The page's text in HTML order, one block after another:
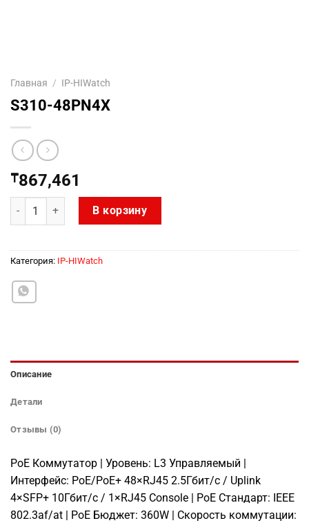
Главная / IP-HIWatch
S310-48PN4X
₸867,461
Количество товара S310-48PN4X
В корзину
Категория: IP-HIWatch
Описание
Детали
Отзывы (0)
PoE Коммутатор | Уровень: L3 Управляемый |
Интерфейс: PoE/PoE+ 48×RJ45 2.5Гбит/с / Uplink
4×SFP+ 10Гбит/с / 1×RJ45 Console | PoE Стандарт: IEEE
802.3af/at | PoE Бюджет: 360W | Скорость коммутации: